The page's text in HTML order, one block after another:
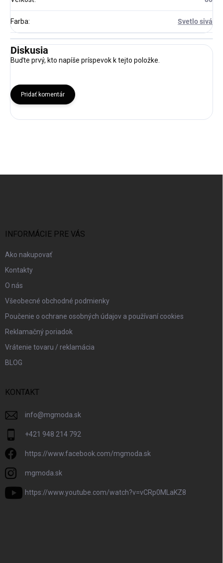
Farba: Svetlo sivá
Diskusia
Buďte prvý, kto napíše príspevok k tejto položke.
Pridať komentár
INFORMÁCIE PRE VÁS
Ako nakupovať
Kontakty
O nás
Všeobecné obchodné podmienky
Poučenie o ochrane osobných údajov a používaní cookies
Reklamačný poriadok
Vrátenie tovaru / reklamácia
BLOG
KONTAKT
info@mgmoda.sk
+421 948 214 792
https://www.facebook.com/mgmoda.sk
mgmoda.sk
https://www.youtube.com/watch?v=vCRp0MLaKZ8